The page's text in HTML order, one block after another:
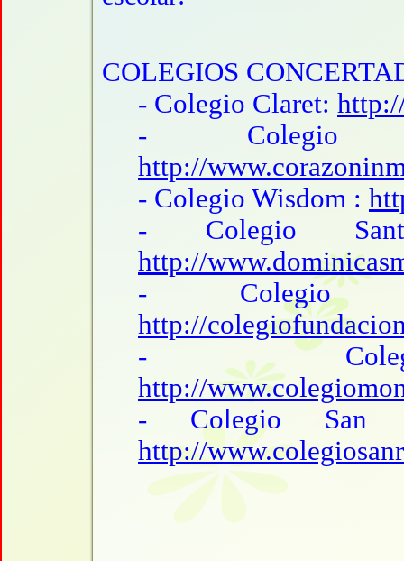
COLEGIOS
- Colegio Claret:
- Colegio
http://
- Colegio Wisdom :
- Colegio
http://
- Colegio
http://
-
http://
- Colegio San
http://